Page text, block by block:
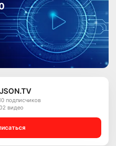
подписчиков
видео